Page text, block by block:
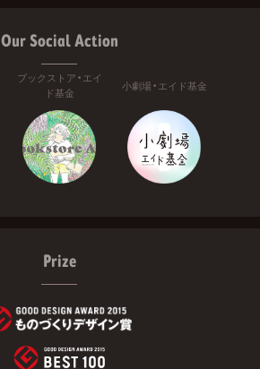
Our Social Action
ブックストア・エイ
ド基金
小劇場・エイド基金
Prize